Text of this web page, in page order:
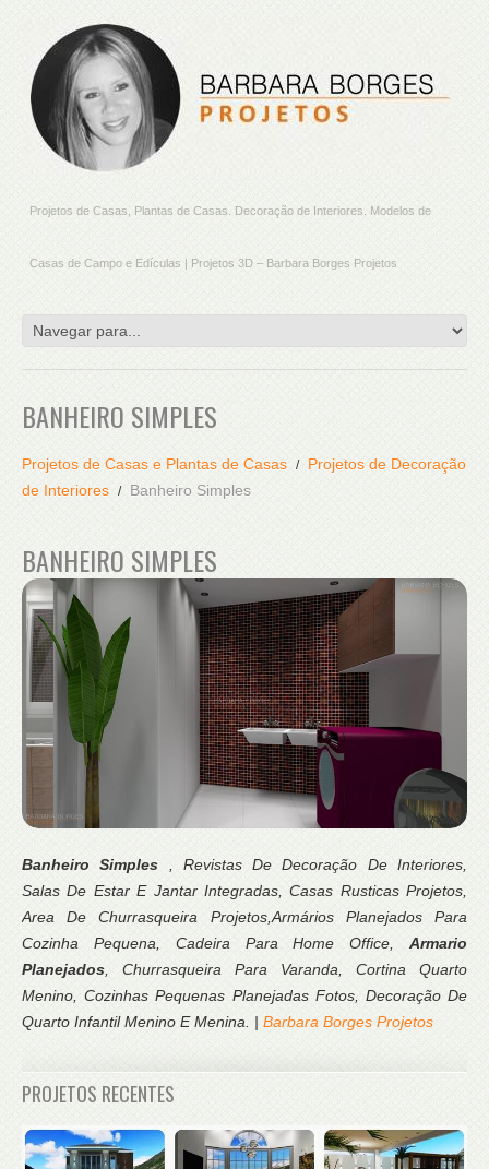
Projetos de Casas, Plantas de Casas. Decoração de Interiores. Modelos de
Casas de Campo e Edículas | Projetos 3D – Barbara Borges Projetos
BANHEIRO SIMPLES
Projetos de Casas e Plantas de Casas
Projetos de Decoração
de Interiores
Banheiro Simples
BANHEIRO SIMPLES
Banheiro Simples , Revistas De Decoração De Interiores,
Salas De Estar E Jantar Integradas, Casas Rusticas Projetos,
Area De Churrasqueira Projetos,Armários Planejados Para
Cozinha Pequena, Cadeira Para Home Office, Armario
Planejados, Churrasqueira Para Varanda, Cortina Quarto
Menino, Cozinhas Pequenas Planejadas Fotos, Decoração De
Quarto Infantil Menino E Menina. | Barbara Borges Projetos
PROJETOS RECENTES